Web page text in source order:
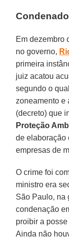
Em dezembro
no governo,
primeira
juiz acatou
segundo o
zoneamento e
(decreto) que
Proteção
de elaboração
empresas de
O crime foi
ministro era
São Paulo, na
condenação
proibir a
Ainda não